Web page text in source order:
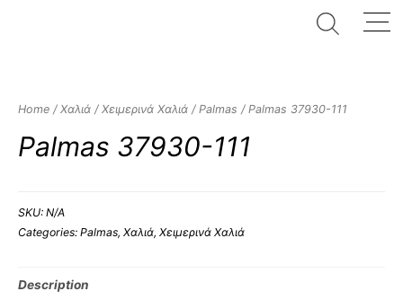
Home / Χαλιά / Χειμερινά Χαλιά / Palmas / Palmas 37930-111
Palmas 37930-111
SKU: N/A
Categories: Palmas, Χαλιά, Χειμερινά Χαλιά
Description